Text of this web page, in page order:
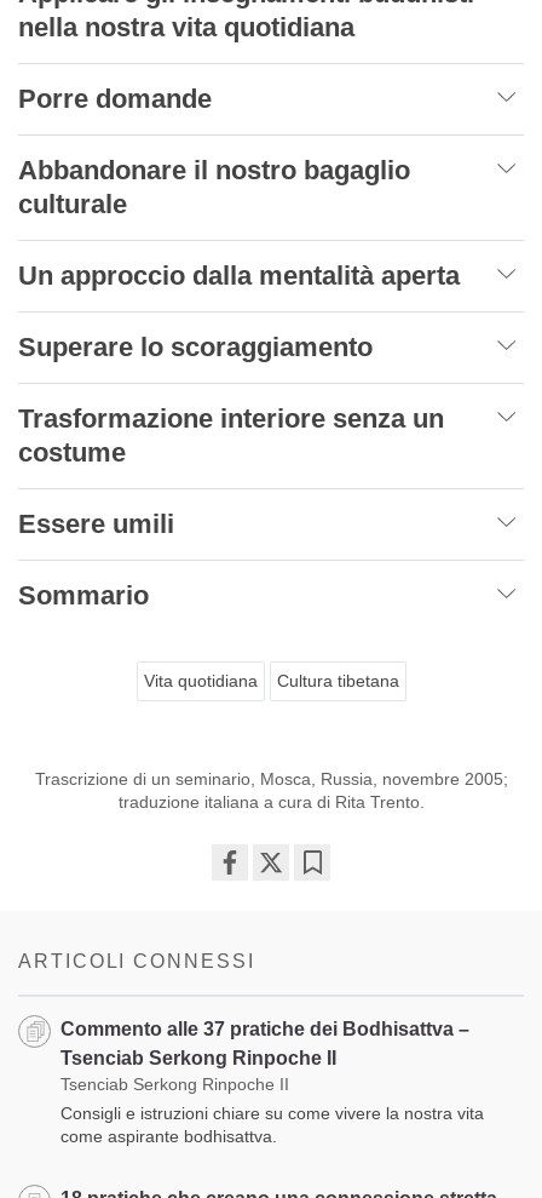
nella nostra vita quotidiana
Porre domande
Abbandonare il nostro bagaglio
culturale
Un approccio dalla mentalità aperta
Superare lo scoraggiamento
Trasformazione interiore senza un
costume
Essere umili
Sommario
Vita quotidiana Cultura tibetana
Trascrizione di un seminario, Mosca, Russia, novembre 2005;
traduzione italiana a cura di Rita Trento.
ARTICOLI CONNESSI
Commento alle 37 pratiche dei Bodhisattva –
Tsenciab Serkong Rinpoche II
Tsenciab Serkong Rinpoche II
Consigli e istruzioni chiare su come vivere la nostra vita
come aspirante bodhisattva.